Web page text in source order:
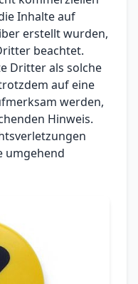
Inhalte auf
erstellt wurden,
beachtet.
Dritter als solche
auf eine
werden,
Hinweis.
umgehend